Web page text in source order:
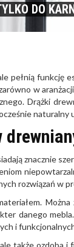
DO
pełnią funkcję
w
Drążki
naturalny
znacznie
rozwiązań w
danego
i
także ozdoba i